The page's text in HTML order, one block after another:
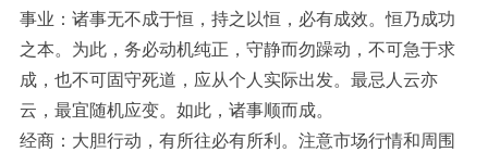
事业：诸事无不成于恒，持之以恒，必有成效。恒乃成功
之本。为此，务必动机纯正，守静而勿躁动，不可急于求
成，也不可固守死道，应从个人实际出发。最忌人云亦
云，最宜随机应变。如此，诸事顺而成。
经商：大胆行动，有所往必有所利。注意市场行情和周围